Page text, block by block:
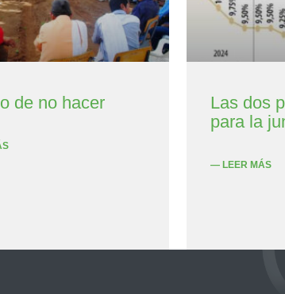
de no hacer
Las dos
para la
— LEER MÁS